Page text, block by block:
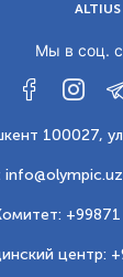
ALTIUS
Мы в соц.
100027,
центр: